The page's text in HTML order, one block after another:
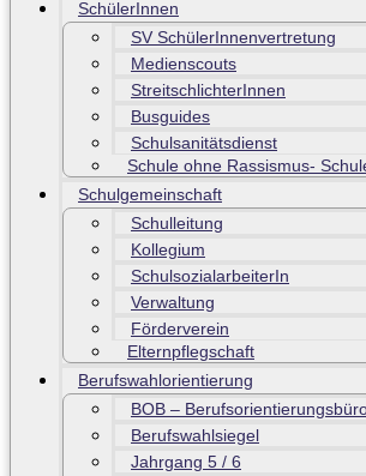
SchülerInnen
SV SchülerInnenvertretung
Medienscouts
StreitschlichterInnen
Busguides
Schulsanitätsdienst
Schule ohne Rassismus-
Schulgemeinschaft
Schulleitung
Kollegium
SchulsozialarbeiterIn
Verwaltung
Förderverein
Elternpflegschaft
Berufswahlorientierung
BOB –
Berufswahlsiegel
Jahrgang 5 / 6